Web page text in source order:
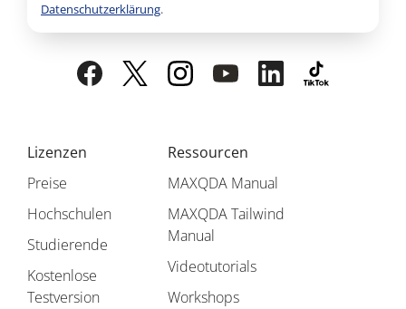
Lizenzen
Preise
Hochschulen
Studierende
Kostenlose
Testversion
Ressourcen
MAXQDA Manual
MAXQDA Tailwind
Manual
Videotutorials
Workshops
Datenschutzerklärung.